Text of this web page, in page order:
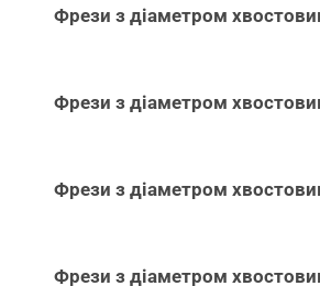
Фрези з діаметром
Фрези з діаметром
Фрези з діаметром
Фрези з діаметром